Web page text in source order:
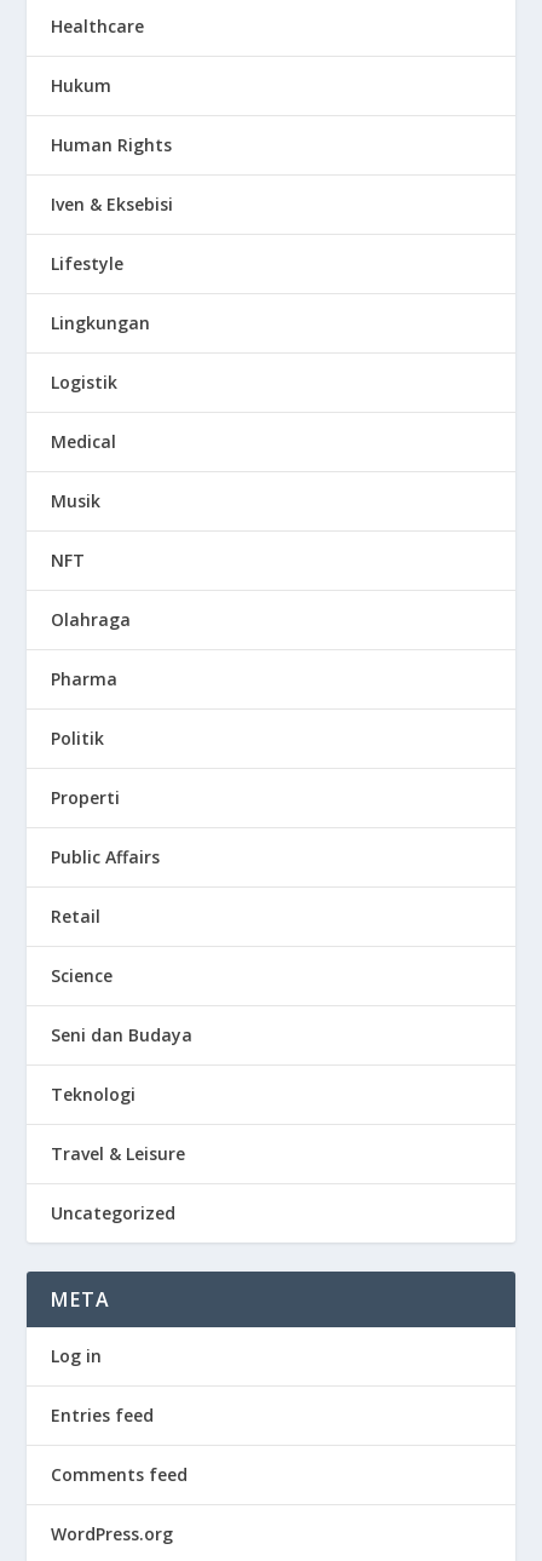
Healthcare
Hukum
Human Rights
Iven & Eksebisi
Lifestyle
Lingkungan
Logistik
Medical
Musik
NFT
Olahraga
Pharma
Politik
Properti
Public Affairs
Retail
Science
Seni dan Budaya
Teknologi
Travel & Leisure
Uncategorized
META
Log in
Entries feed
Comments feed
WordPress.org